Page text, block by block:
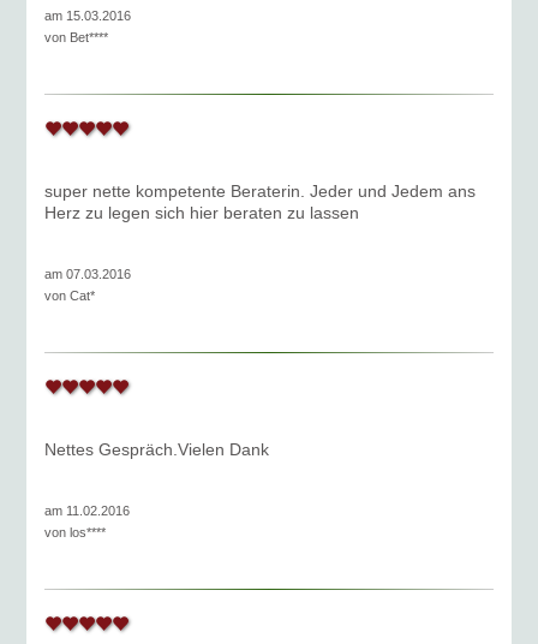
am 15.03.2016
von Bet****
super nette kompetente Beraterin. Jeder und Jedem ans
Herz zu legen sich hier beraten zu lassen
am 07.03.2016
vonCat*
Nettes Gespräch.Vielen Dank
am 11.02.2016
vonlos****